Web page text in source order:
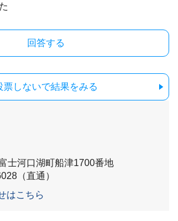
票しないで結果をみる
士河口湖町船津1700番地
（直通）
はこちら